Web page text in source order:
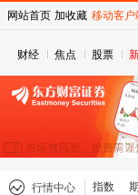
财经 焦点 股票
行情中心 指数
网站首页 加收藏 移动客户